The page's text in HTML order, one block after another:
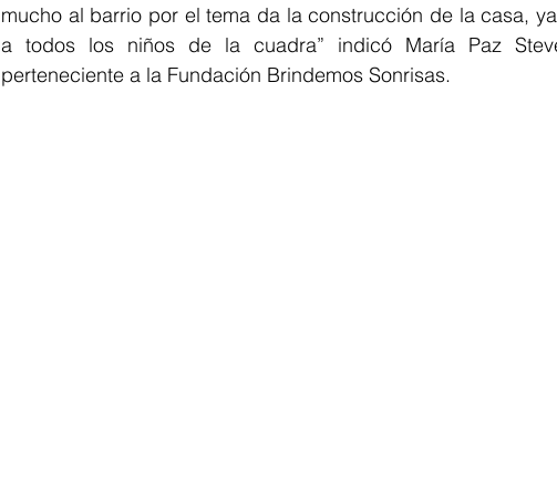
mucho al barrio por el tema da la construcción de la casa,
a todos los niños de la cuadra” indicó María Paz
perteneciente a la Fundación Brindemos Sonrisas.